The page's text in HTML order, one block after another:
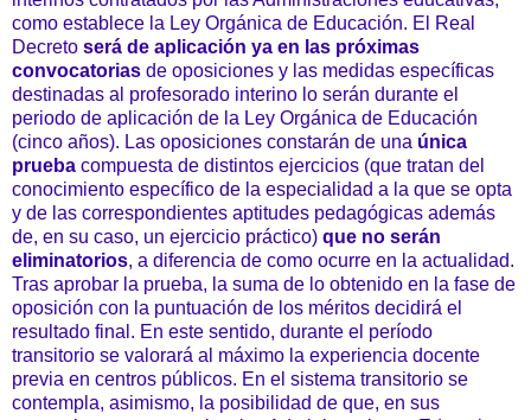
como establece la Ley Orgánica de Educación. El Real
Decreto será de aplicación ya en las próximas
convocatorias de oposiciones y las medidas específicas
destinadas al profesorado interino lo serán durante el
periodo de aplicación de la Ley Orgánica de Educación
(cinco años). Las oposiciones constarán de una única
prueba compuesta de distintos ejercicios (que tratan del
conocimiento específico de la especialidad a la que se opta
y de las correspondientes aptitudes pedagógicas además
de, en su caso, un ejercicio práctico) que no serán
eliminatorios, a diferencia de como ocurre en la actualidad.
Tras aprobar la prueba, la suma de lo obtenido en la fase de
oposición con la puntuación de los méritos decidirá el
resultado final. En este sentido, durante el período
transitorio se valorará al máximo la experiencia docente
previa en centros públicos. En el sistema transitorio se
contempla, asimismo, la posibilidad de que, en sus